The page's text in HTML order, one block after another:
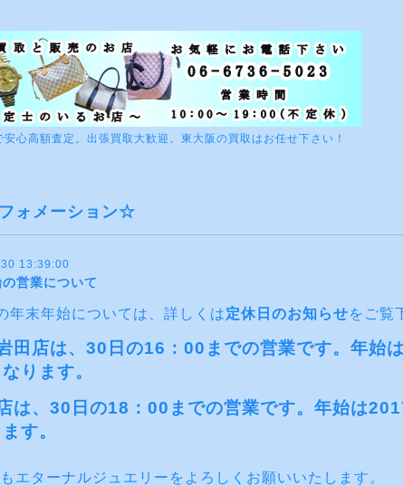
心高額査定。出張買取大歓迎。東大阪の買取はお任せ下さい！
ォメーション☆
13:39:00
営業について
年末年始については、詳しくは定休日のお知らせをご覧
田店は、30日の16：00までの営業です。年始
ります。
は、30日の18：00までの営業です。年始は
す。
エターナルジュエリーをよろしくお願いいたします。